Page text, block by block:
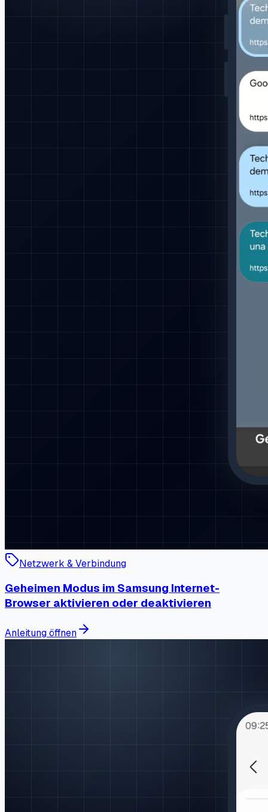
Netzwerk & Verbindung
Geheimen Modus im Samsung Internet-
Browser aktivieren oder deaktivieren
Anleitung öffnen